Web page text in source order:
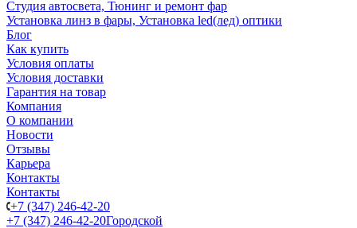
Студия автосвета, Тюнинг и ремонт фар
Установка линз в фары, Установка led(лед) оптики
Блог
Как купить
Условия оплаты
Условия доставки
Гарантия на товар
Компания
О компании
Новости
Отзывы
Карьера
Контакты
Контакты
+7 (347) 246-42-20
+7 (347) 246-42-20Городской